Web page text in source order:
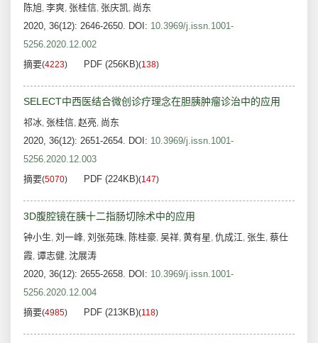
陈旭, 李爽, 张桂信, 张庆凯, 尚东
2020, 36(12): 2646-2650. DOI: 10.3969/j.issn.1001-
5256.2020.12.002
摘要(4223) PDF (256KB)(138)
SELECT中西医结合微创诊疗理念在胆胰肿瘤诊治中的应用
祁冰, 张桂信, 赵亮, 尚东
2020, 36(12): 2651-2654. DOI: 10.3969/j.issn.1001-
5256.2020.12.003
摘要(5070) PDF (224KB)(147)
3D腹腔镜在胰十二指肠切除术中的应用
钟小生, 刘一峰, 刘张苑珠, 陈桂豪, 吴祥, 黄有星, 仇成江, 张生, 蔡仕
霞, 谭志健, 沈展涛
2020, 36(12): 2655-2658. DOI: 10.3969/j.issn.1001-
5256.2020.12.004
摘要(4985) PDF (213KB)(118)